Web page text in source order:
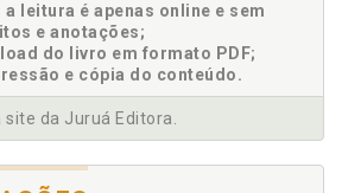
clínica, p. 25
p. 81
e escrita de caso, p. 78
Diagnóstico e ética da
leitura é apenas online e sem
e anotações;
do livro em formato PDF;
e cópia do conteúdo.
site da Juruá Editora.